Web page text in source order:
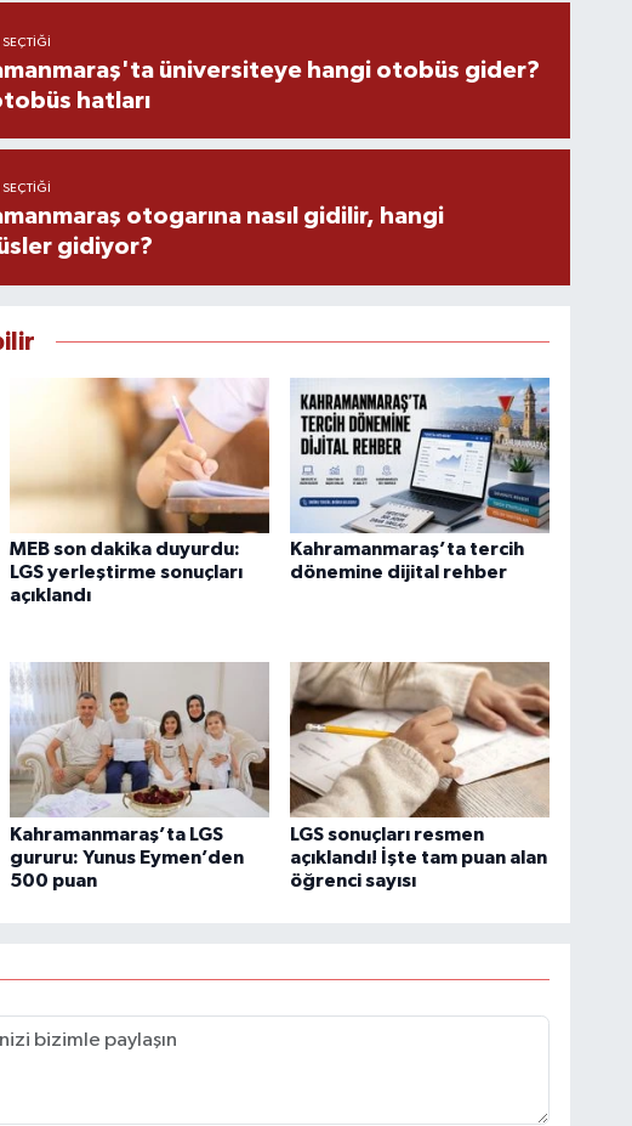
üniversiteye hangi otobüs gider?
hatları
otogarına nasıl gidilir, hangi
gidiyor?
MEB son dakika duyurdu:
LGS yerleştirme sonuçları
açıklandı
Kahramanmaraş’ta tercih
dönemine dijital rehber
Kahramanmaraş’ta LGS
gururu: Yunus Eymen’den
500 puan
LGS sonuçları resmen
açıklandı! İşte tam puan alan
öğrenci sayısı